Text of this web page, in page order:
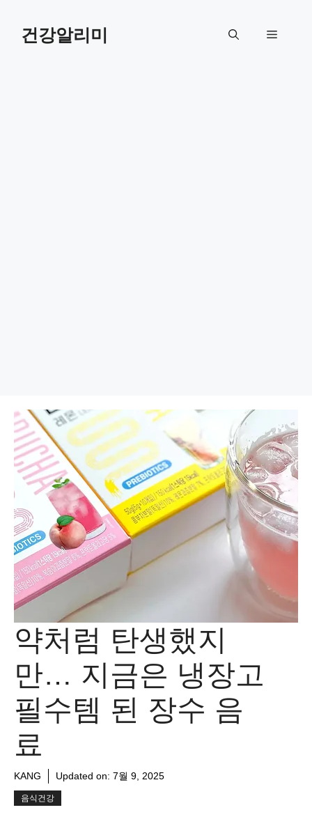
건강알리미 메
약처럼 탄생했지
만… 지금은 냉장고
필수템 된 장수 음
료
KANG Updated on: 7월 9, 2025
음식건강